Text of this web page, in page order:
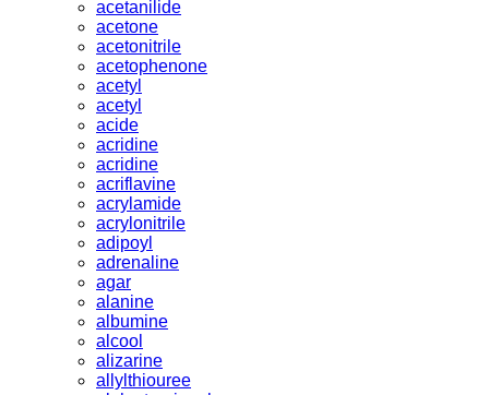
acetanilide
acetone
acetonitrile
acetophenone
acetyl
acetyl
acide
acridine
acridine
acriflavine
acrylamide
acrylonitrile
adipoyl
adrenaline
agar
alanine
albumine
alcool
alizarine
allylthiouree